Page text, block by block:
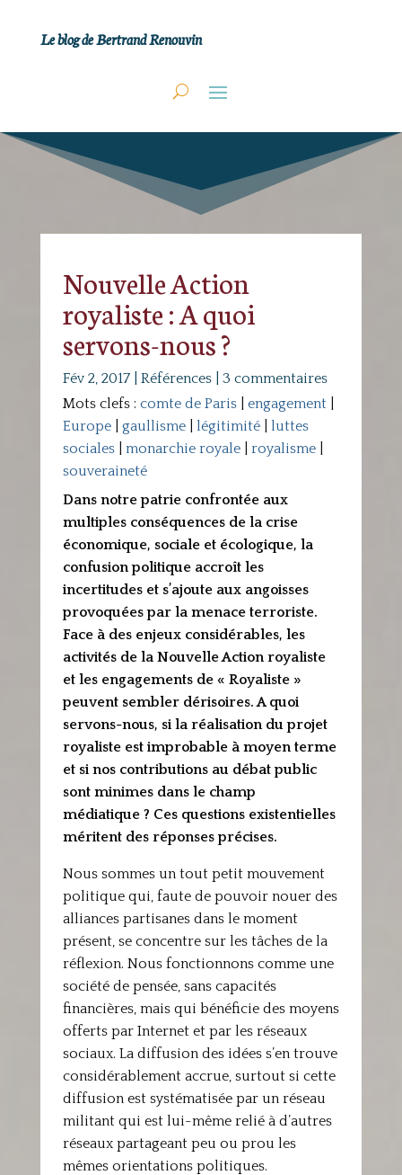
Le blog de Bertrand Renouvin
Nouvelle Action
royaliste : A quoi
servons-nous ?
Fév 2, 2017| Références| 3 commentaires
Mots clefs : comte de Paris| engagement|
Europe| gaullisme| légitimité| luttes
sociales| monarchie royale| royalisme|
souveraineté
Dans notre patrie confrontée aux
multiples conséquences de la crise
économique, sociale et écologique, la
confusion politique accroît les
incertitudes et s’ajoute aux angoisses
provoquées par la menace terroriste.
Face à des enjeux considérables, les
activités de la Nouvelle Action royaliste
et les engagements de « Royaliste »
peuvent sembler dérisoires. A quoi
servons-nous, si la réalisation du projet
royaliste est improbable à moyen terme
et si nos contributions au débat public
sont minimes dans le champ
médiatique ? Ces questions existentielles
méritent des réponses précises.
Nous sommes un tout petit mouvement
politique qui, faute de pouvoir nouer des
alliances partisanes dans le moment
présent, se concentre sur les tâches de la
réflexion. Nous fonctionnons comme une
société de pensée, sans capacités
financières, mais qui bénéficie des moyens
offerts par Internet et par les réseaux
sociaux. La diffusion des idées s’en trouve
considérablement accrue, surtout si cette
diffusion est systématisée par un réseau
militant qui est lui-même relié à d’autres
réseaux partageant peu ou prou les
mêmes orientations politiques.